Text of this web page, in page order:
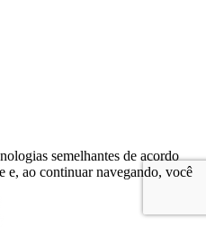
semelhantes de acordo
e, ao continuar navegando, você